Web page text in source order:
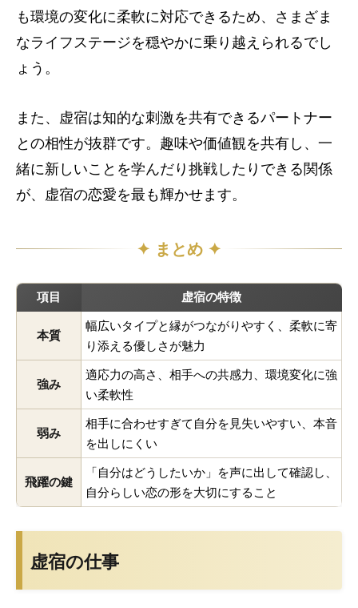
も環境の変化に柔軟に対応できるため、さまざま
なライフステージを穏やかに乗り越えられるでし
ょう。
また、虚宿は知的な刺激を共有できるパートナー
との相性が抜群です。趣味や価値観を共有し、一
緒に新しいことを学んだり挑戦したりできる関係
が、虚宿の恋愛を最も輝かせます。
✦ まとめ ✦
項目 虚宿の特徴
本質
幅広いタイプと縁がつながりやすく、柔軟に寄
り添える優しさが魅力
強み
適応力の高さ、相手への共感力、環境変化に強
い柔軟性
弱み
相手に合わせすぎて自分を見失いやすい、本音
を出しにくい
飛躍の鍵
「自分はどうしたいか」を声に出して確認し、
自分らしい恋の形を大切にすること
虚宿の仕事